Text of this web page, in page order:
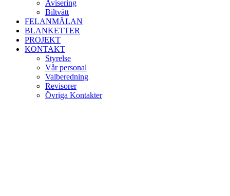
Avisering
Biltvätt
FELANMÄLAN
BLANKETTER
PROJEKT
KONTAKT
Styrelse
Vår personal
Valberedning
Revisorer
Övriga Kontakter